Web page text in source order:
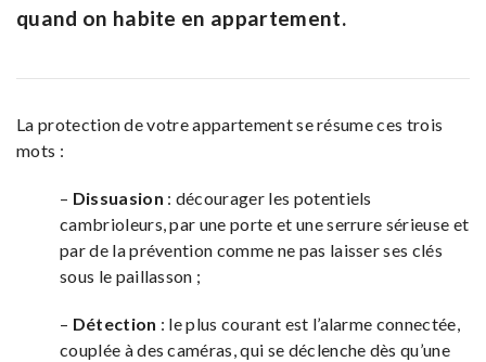
quand on habite en appartement.
La protection de votre appartement se résume ces trois
mots :
– Dissuasion : décourager les potentiels
cambrioleurs, par une porte et une serrure sérieuse et
par de la prévention comme ne pas laisser ses clés
sous le paillasson ;
– Détection : le plus courant est l’alarme connectée,
couplée à des caméras, qui se déclenche dès qu’une